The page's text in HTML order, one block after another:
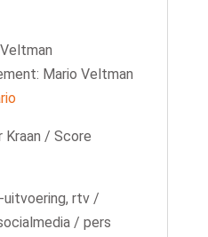
Mario Veltman
Kraan / Score
uitvoering, rtv /
/ pers